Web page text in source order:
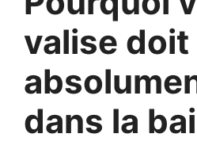
valise doit
dans la